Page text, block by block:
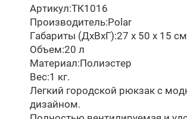
Артикул:ТК1016
Производитель:Polar
Габариты (ДхВхГ):27 х 50 х 15 см
Объем:20 л
Материал:Полиэстер
Вес:1 кг.
Легкий городской рюкзак с
дизайном.